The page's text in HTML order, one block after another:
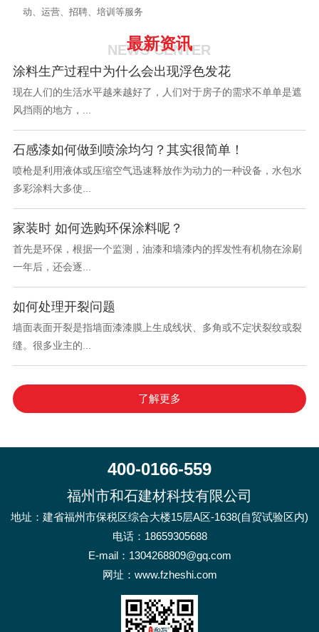
动、运营、招聘、培训等服务
NEWS CENTER
最新资讯
涂料生产过程中为什么会出现浮色发花
现在人们的生活水平越来越好了，人们对于房子的需求不单单是遮
风挡雨的地方，...
石感漆如何做到喷涂均匀？其实很简单！
喷枪是利用液体或压缩空气迅速释放作为动力的一种设备，水包水
多彩涂料大多使...
家装时 如何选购环保涂料呢？
首先是环保，根据一个监测，油漆和墙漆内的挥发性有机物在涂刷
一年后，还会逐...
如何处理开裂问题
墙面表面开裂是指墙面漆漆膜上生成线状、多角或不定状裂纹或裂
缝。很多业主的...
了解更多
400-0166-559
福州市和石建材科技有限公司
地址：建省福州市保税区综合大楼15层A区-1638(自贸试验区内)
电话： 18659305688
E-mail：1304268809@gq.com
网址：www.fzheshi.com